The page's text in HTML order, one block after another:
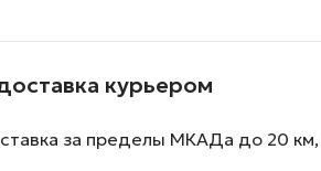
курьером
за пределы МКАДа до 20